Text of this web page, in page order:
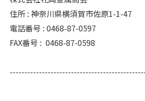
住所 : 神奈川県横須賀市佐原1-1-47
電話番号 : 0468-87-0597
FAX番号 : 0468-87-0598